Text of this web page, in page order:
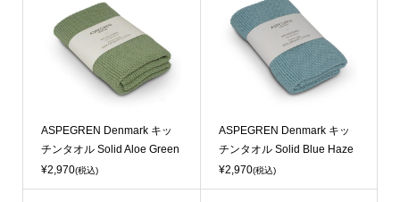
ASPEGREN Denmark キッ
チンタオル Solid Aloe Green
¥2,970(税込)
ASPEGREN Denmark キッ
チンタオル Solid Blue Haze
¥2,970(税込)